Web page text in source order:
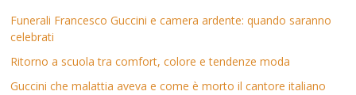
Funerali Francesco Guccini e camera ardente: quando saranno
celebrati
Ritorno a scuola tra comfort, colore e tendenze moda
Guccini che malattia aveva e come è morto il cantore italiano